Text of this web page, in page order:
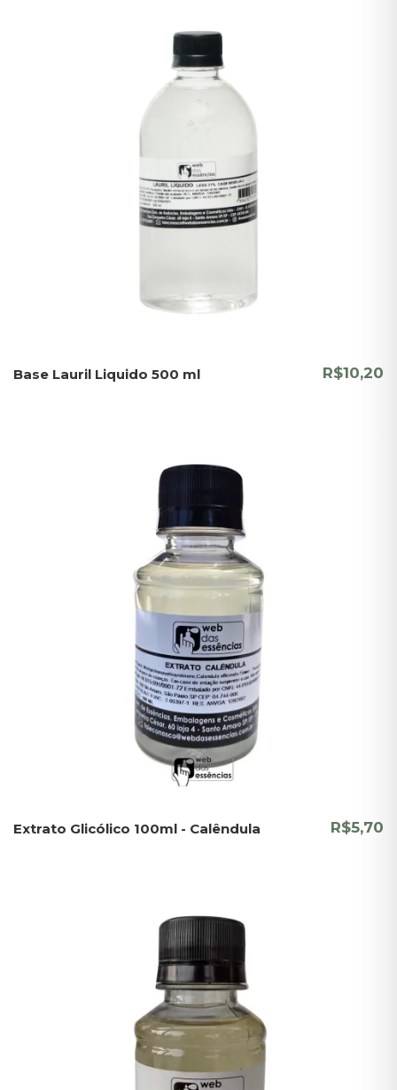
Base Lauril Liquido 500 ml R$10,20
Extrato Glicólico 100ml - Calêndula R$5,70